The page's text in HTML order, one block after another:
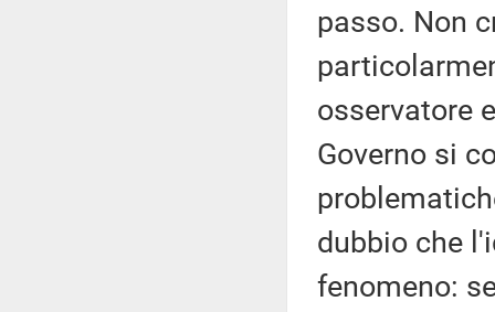
passo. Non
osservatore
Governo si
dubbio che
fenomeno: